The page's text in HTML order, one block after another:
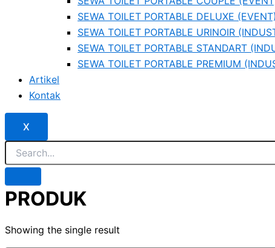
SEWA TOILET PORTABLE DELUXE (EVENT)
SEWA TOILET PORTABLE URINOIR
SEWA TOILET PORTABLE STANDART
SEWA TOILET PORTABLE PREMIUM
Artikel
Kontak
X
PRODUK
Showing the single result